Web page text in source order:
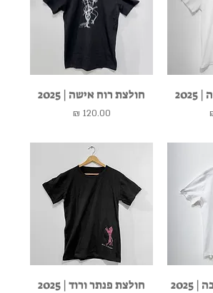
חולצת רוח אישה | 2025
מחיר
חולצת פנתר ורוד | 2025